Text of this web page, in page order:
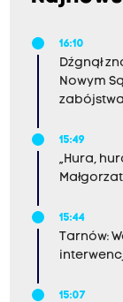
16:10
Dźgnął
Nowym
zabójstwa
15:49
„Hura,
15:44
Tarnów:
15:07